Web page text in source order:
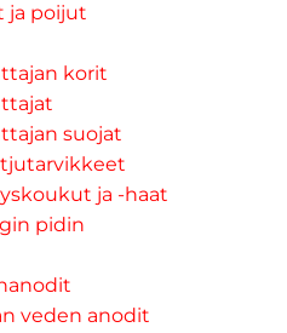
ja poijut
korit
suojat
ja -haat
pidin
veden anodit